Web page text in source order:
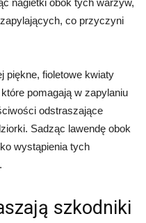
nagietki obok tych warzyw,
co przyczyni
piękne, fioletowe kwiaty
pomagają w zapylaniu
odstraszające
Sadząc lawendę obok
wystąpienia tych
szkodniki